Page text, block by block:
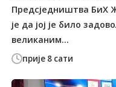
прије 8 сати
Предсједништва БиХ
је да јој је било
великаним...